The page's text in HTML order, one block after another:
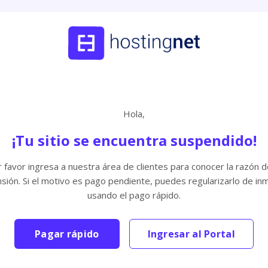
Hola,
¡Tu sitio se encuentra suspendido!
favor ingresa a nuestra área de clientes para conocer la razón
Si el motivo es pago pendiente, puedes regularizarlo de
usando el pago rápido.
Pagar rápido Ingresar al Portal